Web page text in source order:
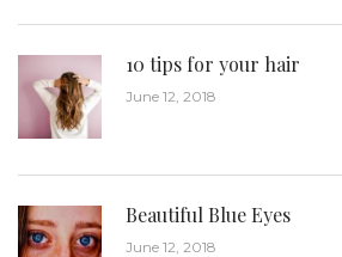
10 tips for your hair
June 12, 2018
Beautiful Blue Eyes
June 12, 2018